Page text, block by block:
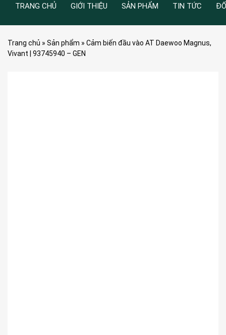
TRANG CHỦ GIỚI THIỆU SẢN PHẨM TIN TỨC
Trang chủ » Sản phẩm » Cảm biến đầu vào AT Daewoo Magnus,
Vivant | 93745940 – GEN